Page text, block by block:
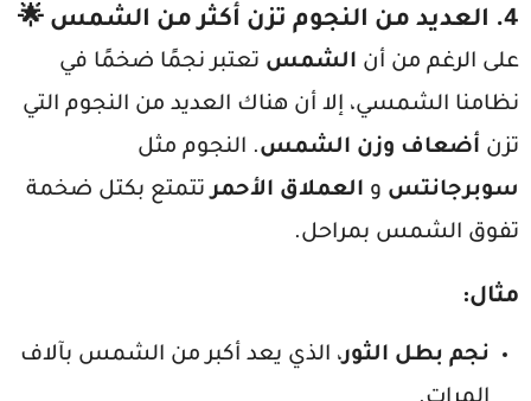
4. العديد من النجوم تزن أكثر من الشمس 🌟
على الرغم من أن الشمس تعتبر نجمًا ضخمًا في
نظامنا الشمسي، إلا أن هناك العديد من النجوم التي
تزن أضعاف وزن الشمس. النجوم مثل
سوبرجانتس و العملاق الأحمرتتمتع بكتل ضخمة
تفوق الشمس بمراحل.
مثال:
نجم بطل الثور، الذي يعد أكبر من الشمس بآلاف